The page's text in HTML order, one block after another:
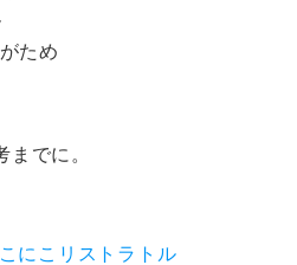
ため
までに。
にこリストラトル